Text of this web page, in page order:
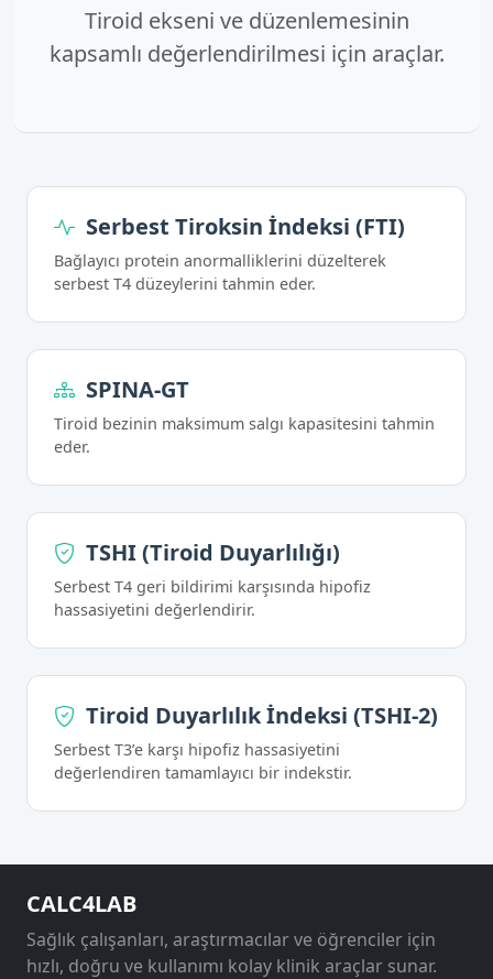
Tiroid ekseni ve düzenlemesinin
kapsamlı değerlendirilmesi için araçlar.
Serbest Tiroksin İndeksi (FTI)
Bağlayıcı protein anormalliklerini düzelterek
serbest T4 düzeylerini tahmin eder.
SPINA-GT
Tiroid bezinin maksimum salgı kapasitesini tahmin
eder.
TSHI (Tiroid Duyarlılığı)
Serbest T4 geri bildirimi karşısında hipofiz
hassasiyetini değerlendirir.
Tiroid Duyarlılık İndeksi (TSHI-2)
Serbest T3’e karşı hipofiz hassasiyetini
değerlendiren tamamlayıcı bir indekstir.
CALC4LAB
Sağlık çalışanları, araştırmacılar ve öğrenciler için
hızlı, doğru ve kullanımı kolay klinik araçlar sunar.